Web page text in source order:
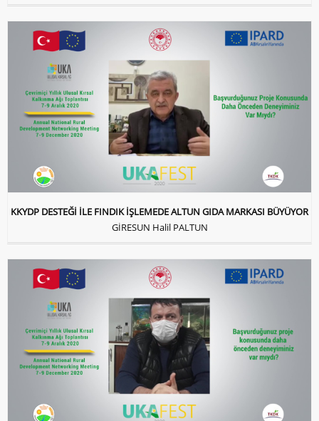
KKYDP DESTEĞİ İLE FINDIK İŞLEMEDE ALTUN GIDA MARKASI BÜYÜYOR
GİRESUN Halil PALTUN